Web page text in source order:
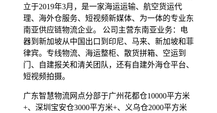
立于2019年3月，是一家海运运输、航空货运代
理、海外仓服务、短视频新媒体、为一体的专业东
南亚供应链物流企业。 公司主营东南亚业务：电
器到新加坡从中国出口到印尼、马来、新加坡和菲
律宾。专线物流、海运整柜、散货拼箱、空运到
门、自建报关和清关团队，还有自建外海仓平台、
短视频拍摄。
广东智慧物流网点分部于广州花都仓10000平方米
+、深圳宝安仓3000平方米+、义乌仓2000平方米